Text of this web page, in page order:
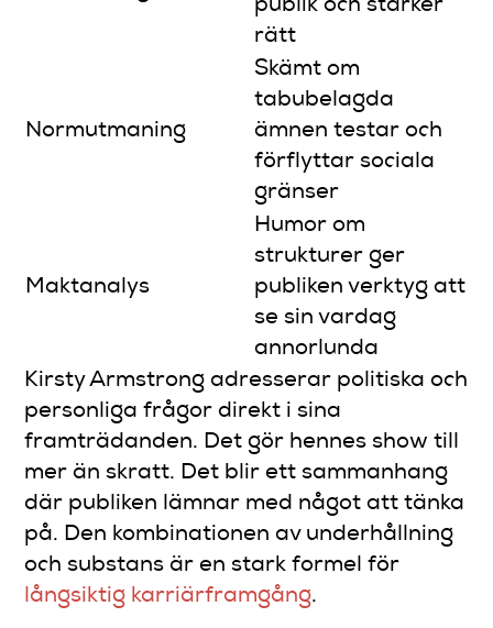
publik och stärker
rätt
Normutmaning
Skämt om
tabubelagda
ämnen testar och
förflyttar sociala
gränser
Maktanalys
Humor om
strukturer ger
publiken verktyg att
se sin vardag
annorlunda
Kirsty Armstrong adresserar politiska och
personliga frågor direkt i sina
framträdanden. Det gör hennes show till
mer än skratt. Det blir ett sammanhang
där publiken lämnar med något att tänka
på. Den kombinationen av underhållning
och substans är en stark formel för
långsiktig karriärframgång.